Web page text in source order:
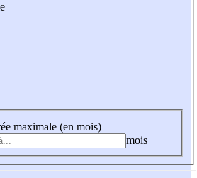
maximale (en mois)
mois